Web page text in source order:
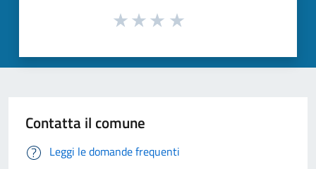
Contatta il comune
Leggi le domande frequenti